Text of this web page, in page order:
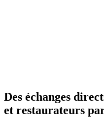
Des échanges
et restaurateurs